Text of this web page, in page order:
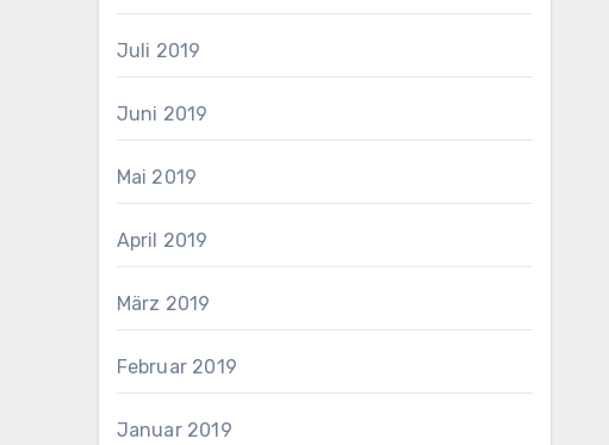
Juli 2019
Juni 2019
Mai 2019
April 2019
März 2019
Februar 2019
Januar 2019